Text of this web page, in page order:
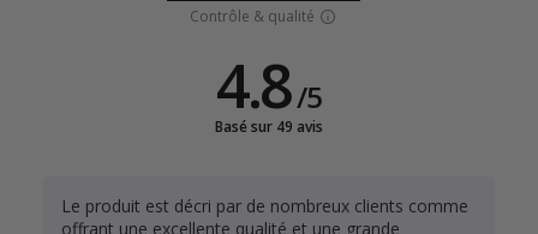
Contrôle & qualité
4.8/5
Basé sur 49 avis
Le produit est décri par de nombreux clients comme
offrant une excellente qualité et une grande